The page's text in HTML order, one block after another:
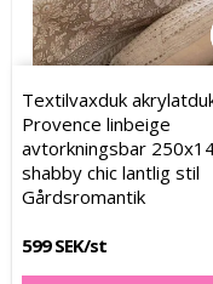
Textilvaxduk
Provence linbeige
avtorkningsbar
shabby chic lantlig stil
Gårdsromantik
599 SEK/st